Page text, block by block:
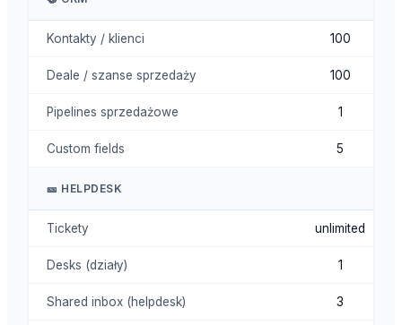
Kontakty / klienci 100
Deale / szanse sprzedaży 100
Pipelines sprzedażowe 1
Custom fields 5
🎫 HELPDESK
Tickety unlimited
Desks (działy) 1
Shared inbox (helpdesk) 3